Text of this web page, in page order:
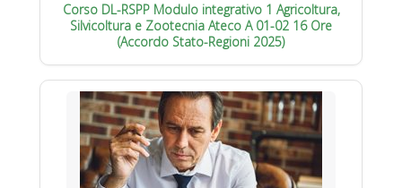
Corso DL-RSPP Modulo integrativo 1 Agricoltura,
Silvicoltura e Zootecnia Ateco A 01-02 16 Ore
(Accordo Stato-Regioni 2025)